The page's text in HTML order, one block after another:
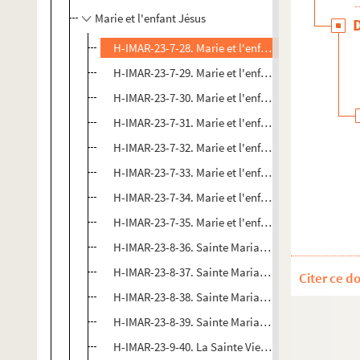
Marie et l'enfant Jésus
H-IMAR-23-7-28. Marie et l'enfant Jésus
H-IMAR-23-7-29. Marie et l'enfant Jésus
H-IMAR-23-7-30. Marie et l'enfant Jésus
H-IMAR-23-7-31. Marie et l'enfant Jésus
H-IMAR-23-7-32. Marie et l'enfant Jésus
H-IMAR-23-7-33. Marie et l'enfant Jésus
H-IMAR-23-7-34. Marie et l'enfant Jésus
H-IMAR-23-7-35. Marie et l'enfant Jésus
H-IMAR-23-8-36. Sainte Maria, mère de Dieu
H-IMAR-23-8-37. Sainte Maria, mère de Dieu
H-IMAR-23-8-38. Sainte Maria, mère de Dieu
H-IMAR-23-8-39. Sainte Maria, mère de Dieu
H-IMAR-23-9-40. La Sainte Vierge et l'enfant Jésus
Citer ce